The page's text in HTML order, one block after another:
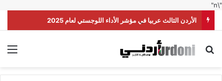
"\n"
الأردن الثالث عربيا في مؤشر الأداء اللوجستي لعام 2025
بحث عن